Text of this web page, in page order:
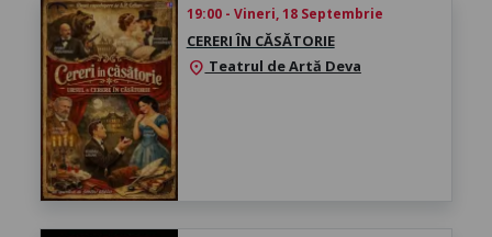
19:00 - Vineri, 18 Septembrie
CERERI ÎN CĂSĂTORIE
location_on Teatrul de Artă Deva